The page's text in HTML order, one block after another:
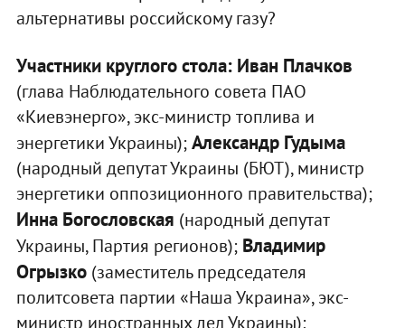
альтернативы российскому газу?
Участники круглого стола: Иван Плачков
(глава Наблюдательного совета ПАО
«Киевэнерго», экс-министр топлива и
энергетики Украины);Александр Гудыма
(народный депутат Украины (БЮТ), министр
энергетики оппозиционного правительства);
Инна Богословская (народный депутат
Украины, Партия регионов); Владимир
Огрызко(заместитель председателя
политсовета партии «Наша Украина», экс-
министр иностранных дел Украины);